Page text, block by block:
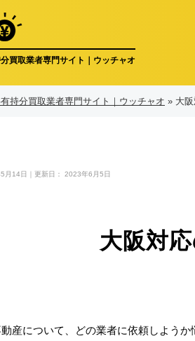
分買取業者専門サイト｜ウッチャオ
有持分買取業者専門サイト｜ウッチャオ » 大
月14日 ｜更新日： 2023年6月5日
大阪対
産について、どの業者に依頼しよう